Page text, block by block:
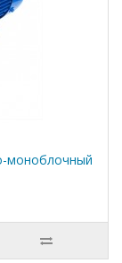
моноблочный